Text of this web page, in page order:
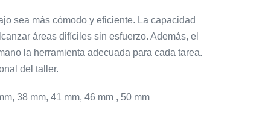
sea más cómodo y eficiente. La capacidad
áreas difíciles sin esfuerzo. Además, el
la herramienta adecuada para cada tarea.
del taller.
38 mm, 41 mm, 46 mm , 50 mm